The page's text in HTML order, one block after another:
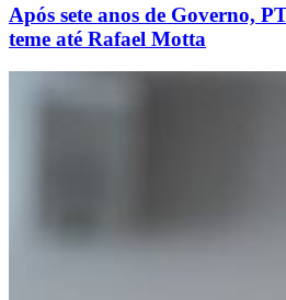
Após sete anos de Governo,
teme até Rafael Motta